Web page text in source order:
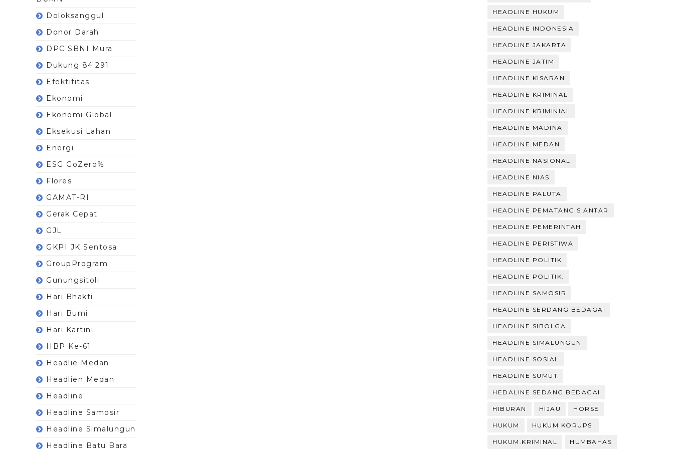
Doloksanggul
Donor Darah
DPC SBNI Mura
Dukung 84.291
Efektifitas
Ekonomi
Ekonomi Global
Eksekusi Lahan
Energi
ESG GoZero%
Flores
GAMAT-RI
Gerak Cepat
GJL
GKPI JK Sentosa
GroupProgram
Gunungsitoli
Hari Bhakti
Hari Bumi
Hari Kartini
HBP Ke-61
Headlie Medan
Headlien Medan
Headline
Headline Samosir
Headline Simalungun
Headline Batu Bara
HEADLINE HUKUM
HEADLINE INDONESIA
HEADLINE JAKARTA
HEADLINE JATIM
HEADLINE KISARAN
HEADLINE KRIMINAL
HEADLINE KRIMINIAL
HEADLINE MADINA
HEADLINE MEDAN
HEADLINE NASIONAL
HEADLINE NIAS
HEADLINE PALUTA
HEADLINE PEMATANG SIANTAR
HEADLINE PEMERINTAH
HEADLINE PERISTIWA
HEADLINE POLITIK
HEADLINE POLITIK.
HEADLINE SAMOSIR
HEADLINE SERDANG BEDAGAI
HEADLINE SIBOLGA
HEADLINE SIMALUNGUN
HEADLINE SOSIAL
HEADLINE SUMUT
HEDALINE SEDANG BEDAGAI
HIBURAN HIJAU HORSE
HUKUM HUKUM KORUPSI
HUKUM.KRIMINAL HUMBAHAS